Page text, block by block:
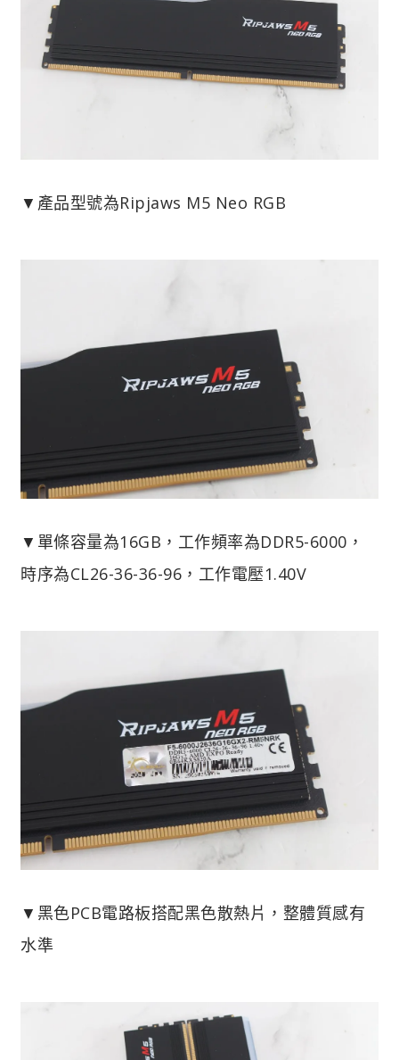
▼產品型號為Ripjaws M5 Neo RGB
▼單條容量為16GB，工作頻率為DDR5-6000，
時序為CL26-36-36-96，工作電壓1.40V
▼黑色PCB電路板搭配黑色散熱片，整體質感有
水準